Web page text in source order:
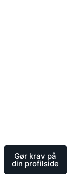
Gør krav på
din profilside